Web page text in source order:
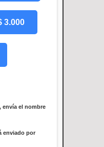
3.000
envía el nombre
enviado por